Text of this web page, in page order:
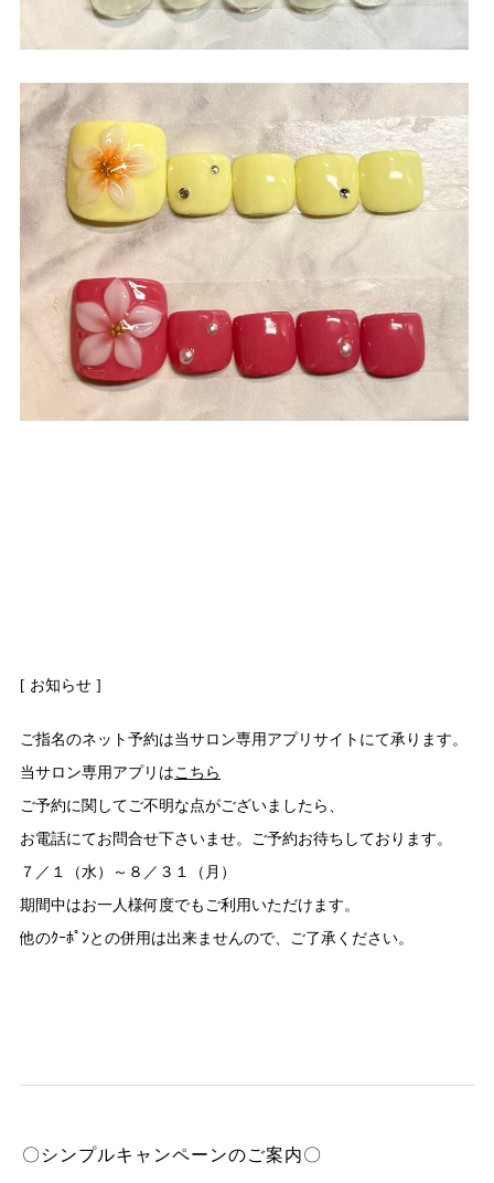
[ お知らせ ]
ご指名のネット予約は当サロン専用アプリサイトにて承ります。
当サロン専用アプリはこちら
ご予約に関してご不明な点がございましたら、
お電話にてお問合せ下さいませ。ご予約お待ちしております。
７／１（水）～８／３１（月）
期間中はお一人様何度でもご利用いただけます。
他のｸｰﾎﾟﾝとの併用は出来ませんので、ご了承ください。
〇シンプルキャンペーンのご案内〇